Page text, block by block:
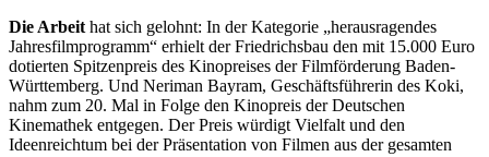
Die Arbeit hat sich gelohnt: In der Kategorie „herausragendes
Jahresfilmprogramm“ erhielt der Friedrichsbau den mit 15.000 Euro
dotierten Spitzenpreis des Kinopreises der Filmförderung Baden-
Württemberg. Und Neriman Bayram, Geschäftsführerin des Koki,
nahm zum 20. Mal in Folge den Kinopreis der Deutschen
Kinemathek entgegen. Der Preis würdigt Vielfalt und den
Ideenreichtum bei der Präsentation von Filmen aus der gesamten